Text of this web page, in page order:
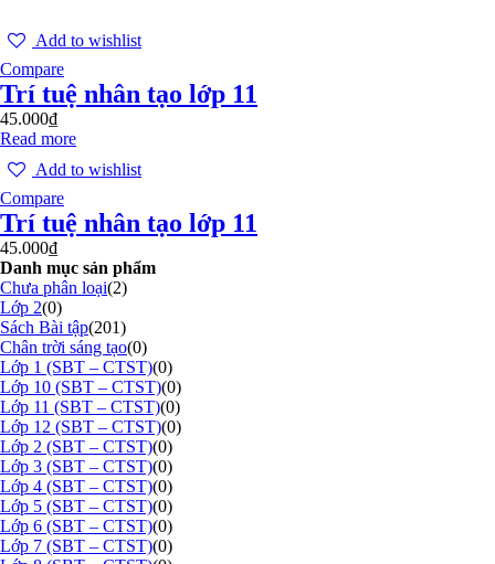
Add to wishlist
Compare
Trí tuệ nhân tạo lớp 11
45.000₫
Read more
Add to wishlist
Compare
Trí tuệ nhân tạo lớp 11
45.000₫
Danh mục sản phẩm
Chưa phân loại(2)
Lớp 2(0)
Sách Bài tập(201)
Chân trời sáng tạo(0)
Lớp 1 (SBT – CTST)(0)
Lớp 10 (SBT – CTST)(0)
Lớp 11 (SBT – CTST)(0)
Lớp 12 (SBT – CTST)(0)
Lớp 2 (SBT – CTST)(0)
Lớp 3 (SBT – CTST)(0)
Lớp 4 (SBT – CTST)(0)
Lớp 5 (SBT – CTST)(0)
Lớp 6 (SBT – CTST)(0)
Lớp 7 (SBT – CTST)(0)